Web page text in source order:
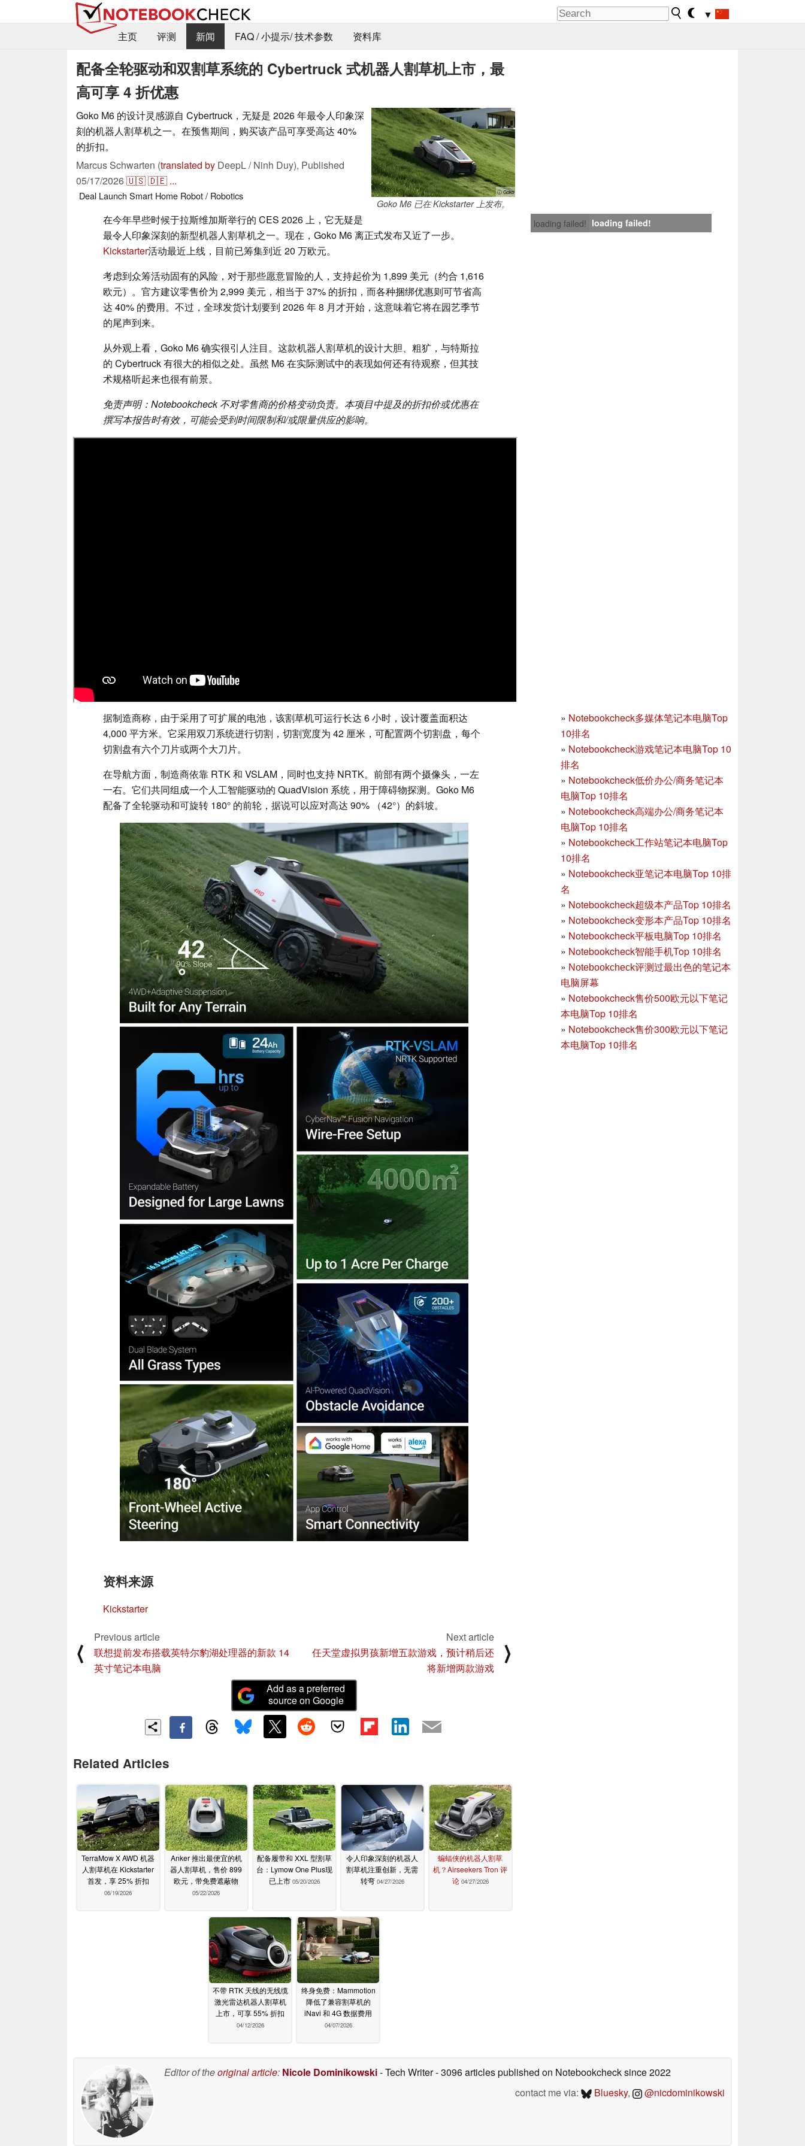
▼
主页
评测 新闻 FAQ / 小提示/ 技术参数 资料库
配备全轮驱动和双割草系统的 Cybertruck 式机器人割草机上市，最
高可享 4 折优惠
ⓘ Goko
Goko M6 已在 Kickstarter 上发布。
Goko M6 的设计灵感源自 Cybertruck，无疑是 2026 年最令人印象深
刻的机器人割草机之一。在预售期间，购买该产品可享受高达 40%
的折扣。
Marcus Schwarten (translated by DeepL / Ninh Duy), Published
05/17/2026🇺🇸🇩🇪 ...
Deal Launch Smart Home Robot / Robotics
loading failed! loading failed!
在今年早些时候于拉斯维加斯举行的 CES 2026 上，它无疑是
最令人印象深刻的新型机器人割草机之一。现在，Goko M6 离正式发布又近了一步。
Kickstarter活动最近上线，目前已筹集到近 20 万欧元。
考虑到众筹活动固有的风险，对于那些愿意冒险的人，支持起价为 1,899 美元（约合 1,616
欧元）。官方建议零售价为 2,999 美元，相当于 37% 的折扣，而各种捆绑优惠则可节省高
达 40% 的费用。不过，全球发货计划要到 2026 年 8 月才开始，这意味着它将在园艺季节
的尾声到来。
从外观上看，Goko M6 确实很引人注目。这款机器人割草机的设计大胆、粗犷，与特斯拉
的 Cybertruck 有很大的相似之处。虽然 M6 在实际测试中的表现如何还有待观察，但其技
术规格听起来也很有前景。
免责声明：Notebookcheck 不对零售商的价格变动负责。本项目中提及的折扣价或优惠在
撰写本报告时有效，可能会受到时间限制和/或限量供应的影响。
» Notebookcheck多媒体笔记本电脑Top
10排名
» Notebookcheck游戏笔记本电脑Top 10
排名
» Notebookcheck低价办公/商务笔记本
电脑Top 10排名
» Notebookcheck高端办公/商务笔记本
电脑Top 10排名
» Notebookcheck工作站笔记本电脑Top
10排名
» Notebookcheck亚笔记本电脑Top 10排
名
» Notebookcheck超级本产品Top 10排名
» Notebookcheck变形本产品Top 10排名
» Notebookcheck平板电脑Top 10排名
» Notebookcheck智能手机Top 10排名
» Notebookcheck评测过最出色的笔记本
电脑屏幕
» Notebookcheck售价500欧元以下笔记
本电脑Top 10排名
» Notebookcheck售价300欧元以下笔记
本电脑Top 10排名
据制造商称，由于采用了可扩展的电池，该割草机可运行长达 6 小时，设计覆盖面积达
4,000 平方米。它采用双刀系统进行切割，切割宽度为 42 厘米，可配置两个切割盘，每个
切割盘有六个刀片或两个大刀片。
在导航方面，制造商依靠 RTK 和 VSLAM，同时也支持 NRTK。前部有两个摄像头，一左
一右。它们共同组成一个人工智能驱动的 QuadVision 系统，用于障碍物探测。Goko M6
配备了全轮驱动和可旋转 180° 的前轮，据说可以应对高达 90% （42°）的斜坡。
资料来源
Kickstarter
⟨
Previous article
联想提前发布搭载英特尔豹湖处理器的新款 14
英寸笔记本电脑
Next article
任天堂虚拟男孩新增五款游戏，预计稍后还
将新增两款游戏
⟩
Add as a preferred
source on Google
Related Articles
TerraMow X AWD 机器
人割草机在 Kickstarter
首发，享 25% 折扣
06/19/2026
Anker 推出最便宜的机
器人割草机，售价 899
欧元，带免费遮蔽物
05/22/2026
配备履带和 XXL 型割草
台：Lymow One Plus现
已上市 05/20/2026
令人印象深刻的机器人
割草机注重创新，无需
转弯 04/27/2026
蝙蝠侠的机器人割草
机？Airseekers Tron 评
论 04/27/2026
不带 RTK 天线的无线缆
激光雷达机器人割草机
上市，可享 55% 折扣
04/12/2026
终身免费：Mammotion
降低了兼容割草机的
iNavi 和 4G 数据费用
04/07/2026
Editor of theoriginal article: Nicole Dominikowski- Tech Writer- 3096 articles published on Notebookchecksince 2022
contact me via:
Bluesky, @nicdominikowski